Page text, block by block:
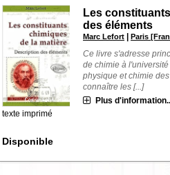
texte imprimé
Les
des éléments
Marc Lefort |Paris
Ce livre s'adresse
de chimie à
physique et chimie
connaître les [...]
Plus
Disponible